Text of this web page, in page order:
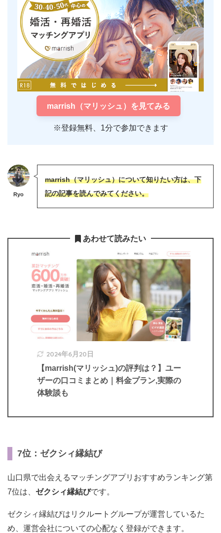
marrish（マリッシュ）を見てみる
※登録無料、1分で参加できます
Ryo
marrish（マリッシュ）について知りたい方は、下
記の記事を読んでみてください。
あわせて読みたい
2024年6月20日
【marrish(マリッシュ)の評判は？】ユー
ザーの口コミまとめ｜料金プラン,実際の
体験談も
7位：ゼクシィ縁結び
山口県で出会えるマッチングアプリおすすめランキング第
7位は、 ゼクシィ縁結びです。
ゼクシィ縁結びはリクルートグループが運営しているた
め、運営会社についての心配なく登録ができます。